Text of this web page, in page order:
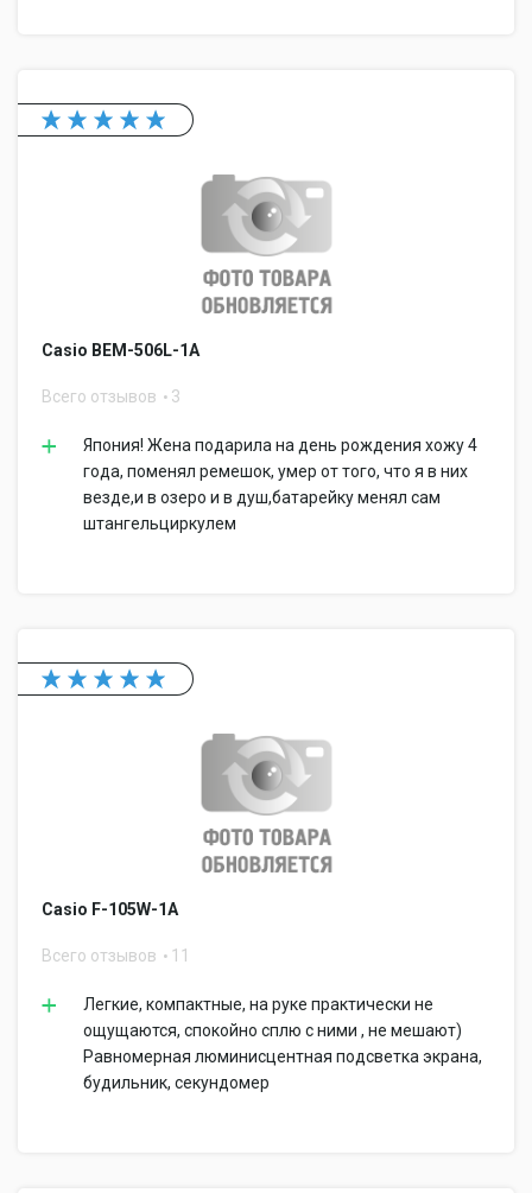
Casio BEM-506L-1A
Всего отзывов 3
Япония! Жена подарила на день рождения хожу 4
года, поменял ремешок, умер от того, что я в них
везде,и в озеро и в душ,батарейку менял сам
штангельциркулем
Casio F-105W-1A
Всего отзывов 11
Легкие, компактные, на руке практически не
ощущаются, спокойно сплю с ними , не мешают)
Равномерная люминисцентная подсветка экрана,
будильник, секундомер